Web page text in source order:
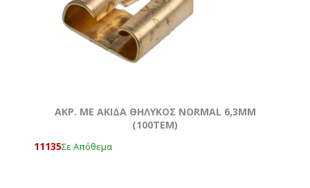
AKΡ. ΜΕ ΑΚΙΔΑ ΘΗΛΥΚΟΣ NORMAL 6,3ΜΜ
(100ΤΕΜ)
11135Σε Απόθεμα